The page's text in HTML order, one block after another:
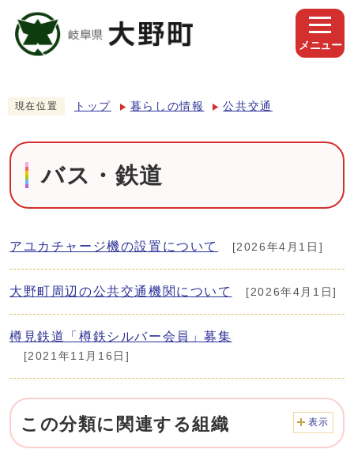
メニュー
現在位置 トップ 暮らしの情報 公共交通
バス・鉄道
アユカチャージ機の設置について [2026年4月1日]
大野町周辺の公共交通機関について [2026年4月1日]
樽見鉄道「樽鉄シルバー会員」募集
[2021年11月16日]
この分類に関連する組織 表示